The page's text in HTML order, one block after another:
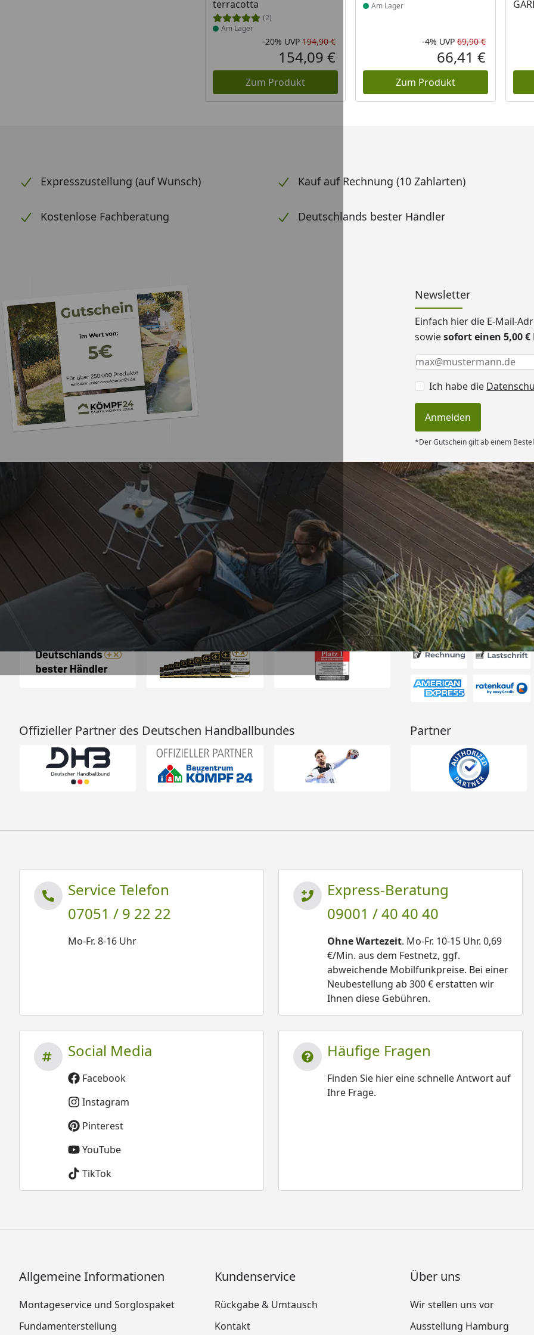
terracotta
(2)
Am Lager
Rabatt in Prozent
-20%
Ursprünglicher Preis
UVP 194,90 €
Aktueller Preis
154,09 €
Zum Produkt
Am Lager
Rabatt in
-4% UVP 69,90 €
Aktueller
66,41 €
Zum Produkt
Expresszustellung (auf Wunsch) Kauf auf Rechnung (10 Zahlarten)
Kostenlose Fachberatung Deutschlands bester Händler
Newsletter
Einfach hier die E-Mail-
sowiesofort einen 5,00
Keine Eingabe erforderlich
Eingabe erforderlich
E-Mail *
Ich habe die
Anmelden
*Der Gutschein gilt ab einem
Trusted Shops
4,83/ 5
16.901 Bewertungen
„Super schnell gelifert. Ware passt
100%. Alles wie beschrieben. Dank
“
06.08.2026
Versand
Akzeptierte
Offizieller Partner des Deutschen Handballbundes Partner
Service Telefon
07051 / 9 22 22
Mo-Fr. 8-16 Uhr
Express-Beratung
09001 / 40 40 40
Ohne Wartezeit. Mo-Fr. 10-15 Uhr. 0,69
€/Min. aus dem Festnetz, ggf.
abweichende Mobilfunkpreise. Bei einer
Neubestellung ab 300 € erstatten wir
Ihnen diese Gebühren.
Social Media
Facebook
Instagram
Pinterest
YouTube
TikTok
Häufige Fragen
Finden Sie hier eine schnelle Antwort auf
Ihre Frage.
Allgemeine Informationen
Montageservice und Sorglospaket
Fundamenterstellung
Kundenservice
Rückgabe & Umtausch
Kontakt
Über uns
Wir stellen uns vor
Ausstellung Hamburg